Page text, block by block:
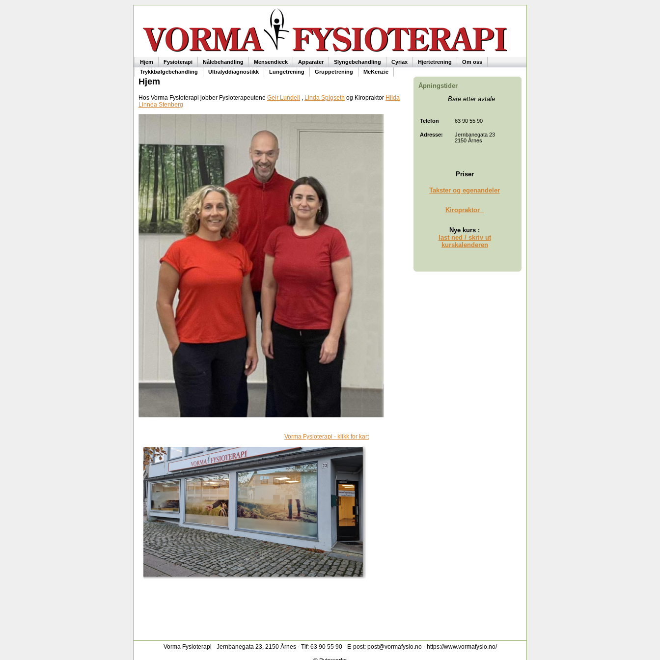
Hjem Fysioterapi Nålebehandling Mensendieck Apparater Slyngebehandling Cyriax Hjertetrening
Om oss
Trykkbølgebehandling
Ultralyddiagnostikk Lungetrening Gruppetrening McKenzie
Åpningstider
Bare etter avtale
Telefon 63 90 55 90
Adresse:
Jernbanegata 23
2150 Årnes
Priser
Takster og egenandeler
Kiropraktor
Nye kurs :
last ned / skriv ut
kurskalenderen
Hjem
Hos Vorma Fysioterapi jobber Fysioterapeutene Geir Lundell , Linda Spigseth og Kiropraktor Hilda
Linnèa Stenberg
Vorma Fysioterapi - klikk for kart
Vorma Fysioterapi - Jernbanegata 23, 2150 Årnes - Tlf: 63 90 55 90 - E-post: post@vormafysio.no - https://www.vormafysio.no/